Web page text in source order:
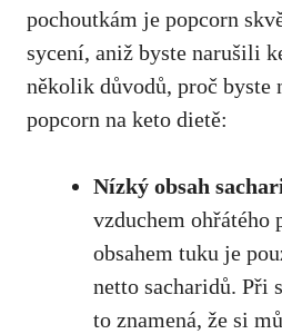
pochoutkám ⁤je​ popcorn
sycení, aniž​ byste ‌narušili​
několik důvodů, proč byste
popcorn na keto dietě:
Nízký obsah
vzduchem ohřátého
obsahem tuku je
netto sacharidů. Při
to‍ znamená, že si